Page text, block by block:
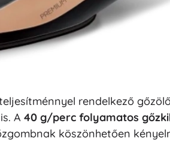
Party
Vízijátékokrendelkező
A 40 g/perc folyamatos
köszönhetően